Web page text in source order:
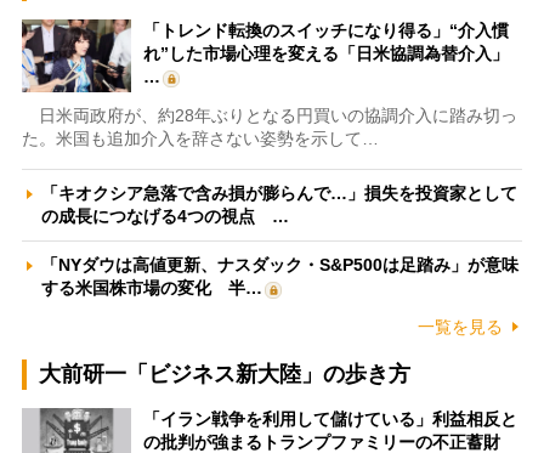
「トレンド転換のスイッチになり得る」“介入慣
れ”した市場心理を変える「日米協調為替介入」
…
日米両政府が、約28年ぶりとなる円買いの協調介入に踏み切っ
た。米国も追加介入を辞さない姿勢を示して…
「キオクシア急落で含み損が膨らんで…」損失を投資家として
の成長につなげる4つの視点 …
「NYダウは高値更新、ナスダック・S&P500は足踏み」が意味
する米国株市場の変化 半…
一覧を見る
大前研一「ビジネス新大陸」の歩き方
「イラン戦争を利用して儲けている」利益相反と
の批判が強まるトランプファミリーの不正蓄財